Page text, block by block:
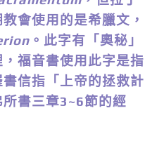
會使用的是希臘文，
。此字有「奧秘」
福音書使用此字是指
書信指「上帝的拯救計
書三章3~6節的經